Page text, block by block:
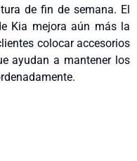
de fin de semana. El
Kia mejora aún más la
colocar accesorios
ayudan a mantener los